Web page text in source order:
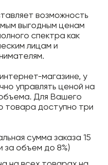
возможность
выгодным ценам
спектра как
лицам и
магазине, у
управлять ценой на
Для Вашего
товара доступно три
сумма заказа 15
за объем до 8%)